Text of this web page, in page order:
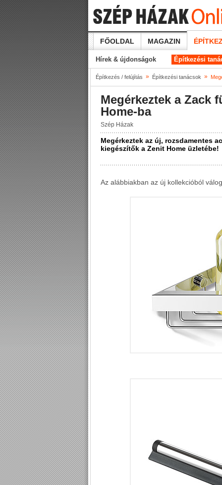
FŐOLDAL MAGAZIN
Hírek & újdonságok Építkezési
Építkezés / felújítás » Építkezési tanácsok »
Megérkeztek a Zack
Home-ba
Szép Házak
Megérkeztek az új, rozsdamentes
kiegészítők a Zenit Home üzletébe!
Az alábbiakban az új kollekcióból